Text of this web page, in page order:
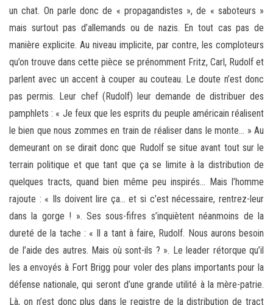
un chat. On parle donc de « propagandistes », de « saboteurs »
mais surtout pas d’allemands ou de nazis. En tout cas pas de
manière explicite. Au niveau implicite, par contre, les comploteurs
qu’on trouve dans cette pièce se prénomment Fritz, Carl, Rudolf et
parlent avec un accent à couper au couteau. Le doute n’est donc
pas permis. Leur chef (Rudolf) leur demande de distribuer des
pamphlets : « Je feux que les esprits du peuple américain réalisent
le bien que nous zommes en train de réaliser dans le monte… » Au
demeurant on se dirait donc que Rudolf se situe avant tout sur le
terrain politique et que tant que ça se limite à la distribution de
quelques tracts, quand bien même peu inspirés… Mais l’homme
rajoute : « Ils doivent lire ça… et si c’est nécessaire, rentrez-leur
dans la gorge ! ». Ses sous-fifres s’inquiètent néanmoins de la
dureté de la tache : « Il a tant à faire, Rudolf. Nous aurons besoin
de l’aide des autres. Mais où sont-ils ? ». Le leader rétorque qu’il
les a envoyés à Fort Brigg pour voler des plans importants pour la
défense nationale, qui seront d’une grande utilité à la mère-patrie.
Là, on n’est donc plus dans le registre de la distribution de tract